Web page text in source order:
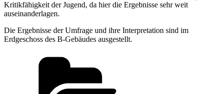
Kritikfähigkeit der Jugend, da hier die Ergebnisse sehr weit
auseinanderlagen.
Die Ergebnisse der Umfrage und ihre Interpretation sind im
Erdgeschoss des B-Gebäudes ausgestellt.